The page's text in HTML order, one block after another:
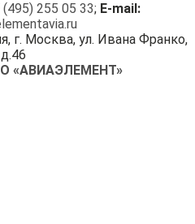
(495) 255 05 33; E-mail:
г. Москва, ул. Ивана Франко,
д.46
«АВИАЭЛЕМЕНТ»